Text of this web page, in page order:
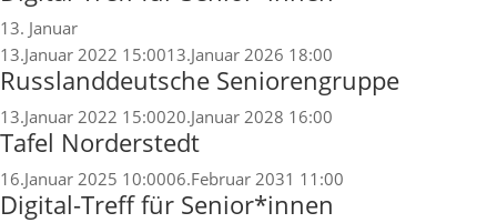
13. Januar
13.Januar 2022 15:0013.Januar 2026 18:00
Russlanddeutsche Seniorengruppe
13.Januar 2022 15:0020.Januar 2028 16:00
Tafel Norderstedt
16.Januar 2025 10:0006.Februar 2031 11:00
Digital-Treff für Senior*innen